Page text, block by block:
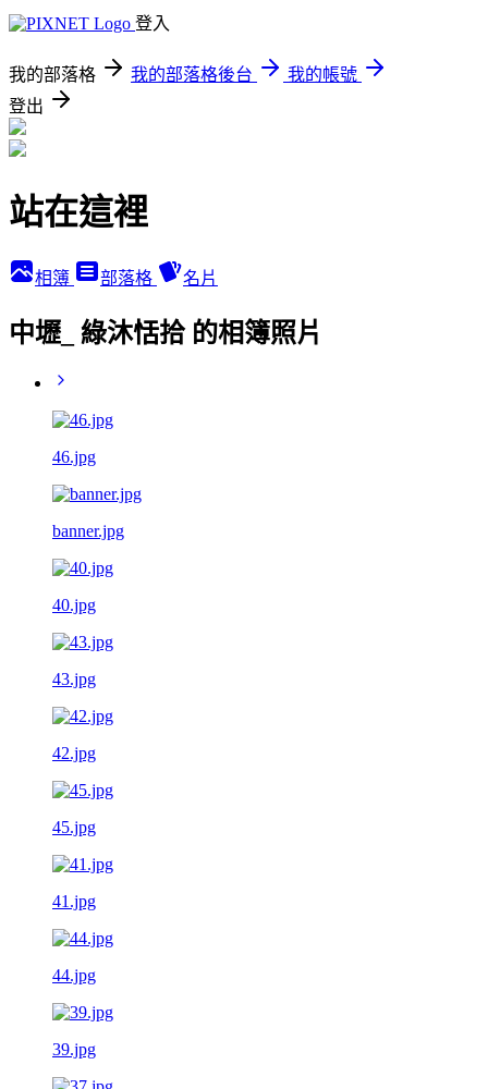
登入
我的部落格 我的部落格後台
我的帳號
登出
站在這裡
相簿 部落格 名片
中壢_ 綠沐恬拾 的相簿照片
46.jpg
banner.jpg
40.jpg
43.jpg
42.jpg
45.jpg
41.jpg
44.jpg
39.jpg